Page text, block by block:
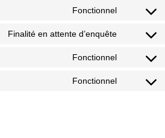
Fonctionnel
Finalité en attente d’enquête
Fonctionnel
Fonctionnel